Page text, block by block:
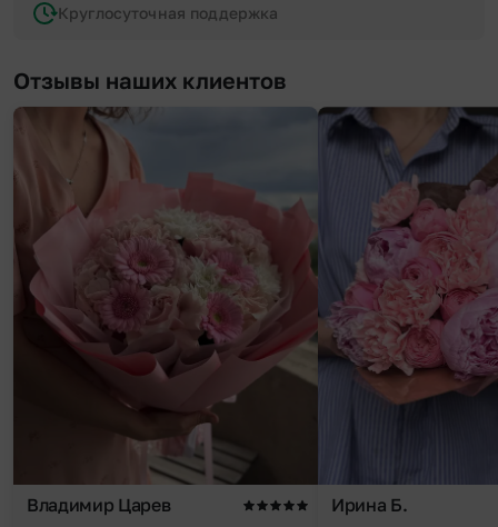
Круглосуточная поддержка
Отзывы наших клиентов
Владимир Царев Ирина Б.